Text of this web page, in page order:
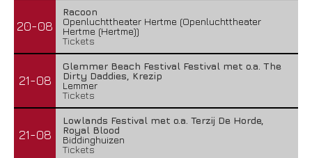
20-08
Racoon
Openluchttheater Hertme (Openluchttheater
Hertme (Hertme))
Tickets
21-08
Glemmer Beach Festival Festival met o.a. The
Dirty Daddies, Krezip
Lemmer
Tickets
21-08
Lowlands Festival met o.a. Terzij De Horde,
Royal Blood
Biddinghuizen
Tickets